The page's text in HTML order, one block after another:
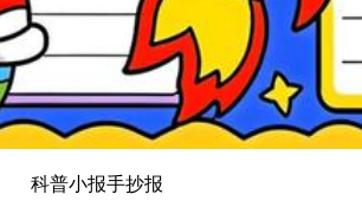
科普小报手抄报